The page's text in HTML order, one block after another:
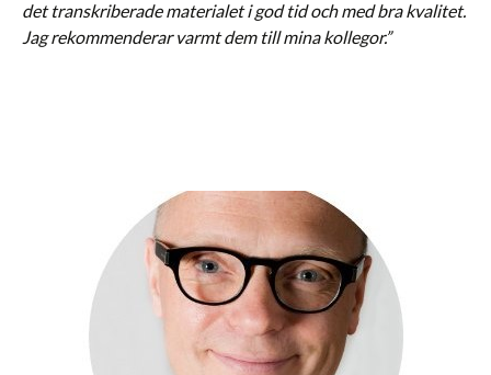
det transkriberade materialet i god tid och med bra kvalitet.
Jag rekommenderar varmt dem till mina kollegor.”